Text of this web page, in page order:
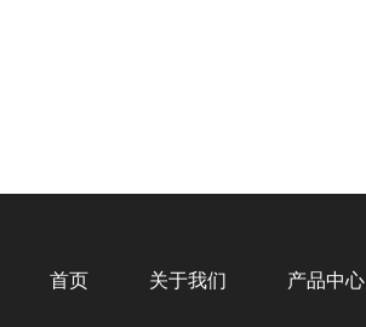
首页 关于我们 产品中心